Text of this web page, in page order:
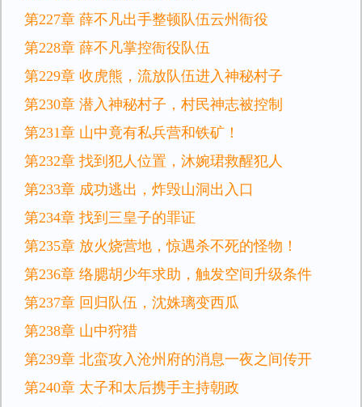
第227章 薛不凡出手整顿队伍云州衙役
第228章 薛不凡掌控衙役队伍
第229章 收虎熊，流放队伍进入神秘村子
第230章 潜入神秘村子，村民神志被控制
第231章 山中竟有私兵营和铁矿！
第232章 找到犯人位置，沐婉珺救醒犯人
第233章 成功逃出，炸毁山洞出入口
第234章 找到三皇子的罪证
第235章 放火烧营地，惊遇杀不死的怪物！
第236章 络腮胡少年求助，触发空间升级条件
第237章 回归队伍，沈姝璃变西瓜
第238章 山中狩猎
第239章 北蛮攻入沧州府的消息一夜之间传开
第240章 太子和太后携手主持朝政